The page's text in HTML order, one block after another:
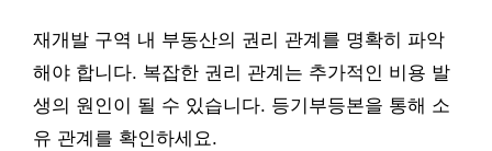
재개발 구역 내 부동산의 권리 관계를 명확히 파악
해야 합니다. 복잡한 권리 관계는 추가적인 비용 발
생의 원인이 될 수 있습니다. 등기부등본을 통해 소
유 관계를 확인하세요.